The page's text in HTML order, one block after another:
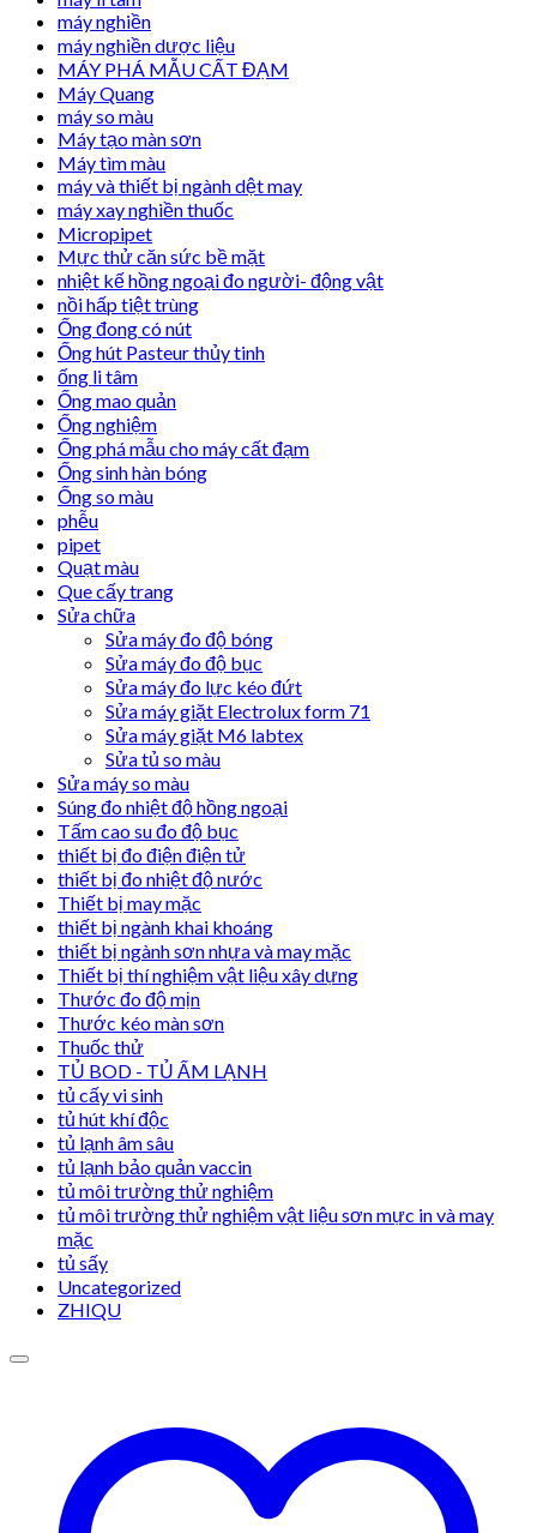
máy nghiền
máy nghiền dược liệu
MÁY PHÁ MẪU CẤT ĐẠM
Máy Quang
máy so màu
Máy tạo màn sơn
Máy tìm màu
máy và thiết bị ngành dệt may
máy xay nghiền thuốc
Micropipet
Mực thử căn sức bề mặt
nhiệt kế hồng ngoại đo người- động vật
nồi hấp tiệt trùng
Ống đong có nút
Ống hút Pasteur thủy tinh
ống li tâm
Ống mao quản
Ống nghiệm
Ống phá mẫu cho máy cất đạm
Ống sinh hàn bóng
Ống so màu
phễu
pipet
Quạt màu
Que cấy trang
Sửa chữa
Sửa máy đo độ bóng
Sửa máy đo độ bục
Sửa máy đo lực kéo đứt
Sửa máy giặt Electrolux form 71
Sửa máy giặt M6 labtex
Sửa tủ so màu
Sửa máy so màu
Súng đo nhiệt độ hồng ngoại
Tấm cao su đo độ bục
thiết bị đo điện điện tử
thiết bị đo nhiệt độ nước
Thiết bị may mặc
thiết bị ngành khai khoáng
thiết bị ngành sơn nhựa và may mặc
Thiết bị thí nghiệm vật liệu xây dựng
Thước đo độ mịn
Thước kéo màn sơn
Thuốc thử
TỦ BOD - TỦ ẤM LẠNH
tủ cấy vi sinh
tủ hút khí độc
tủ lạnh âm sâu
tủ lạnh bảo quản vaccin
tủ môi trường thử nghiệm
tủ môi trường thử nghiệm vật liệu sơn mực in và may
mặc
tủ sấy
Uncategorized
ZHIQU